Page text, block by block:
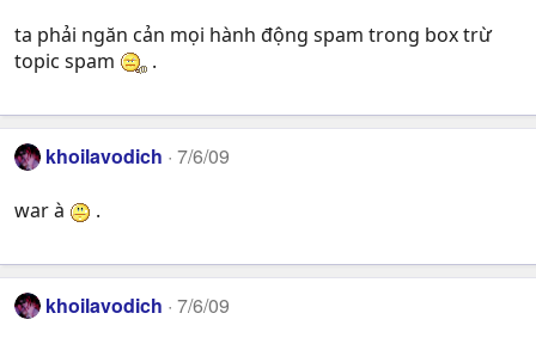
ta phải ngăn cản mọi hành động spam trong box trừ
topic spam
.
khoilavodich 7/6/09
war à .
khoilavodich 7/6/09